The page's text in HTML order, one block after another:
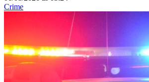
Crime